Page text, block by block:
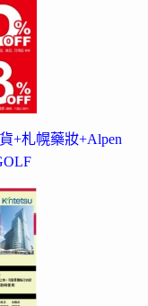
+札幌藥妝+Alpen